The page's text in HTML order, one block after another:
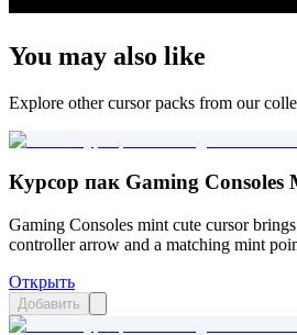
You may also like
Explore other cursor packs from our
Курсор пак Gaming Consoles
Gaming Consoles mint cute cursor
controller arrow and a matching mint
Открыть
Добавить